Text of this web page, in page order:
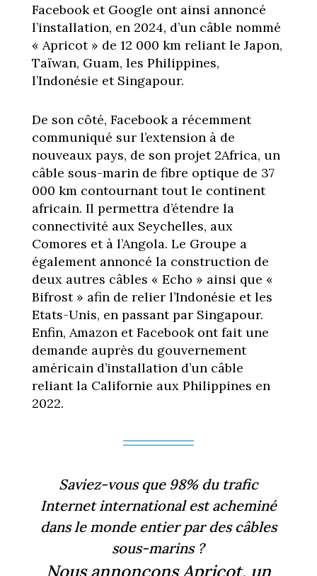
Facebook et Google ont ainsi annoncé
l’installation, en 2024, d’un câble nommé
« Apricot » de 12 000 km reliant le Japon,
Taïwan, Guam, les Philippines,
l’Indonésie et Singapour.
De son côté, Facebook a récemment
communiqué sur l’extension à de
nouveaux pays, de son projet 2Africa, un
câble sous-marin de fibre optique de 37
000 km contournant tout le continent
africain. Il permettra d’étendre la
connectivité aux Seychelles, aux
Comores et à l’Angola. Le Groupe a
également annoncé la construction de
deux autres câbles « Echo » ainsi que «
Bifrost » afin de relier l’Indonésie et les
Etats-Unis, en passant par Singapour.
Enfin, Amazon et Facebook ont fait une
demande auprès du gouvernement
américain d’installation d’un câble
reliant la Californie aux Philippines en
2022.
Saviez-vous que 98% du trafic
Internet international est acheminé
dans le monde entier par des câbles
sous-marins ?
Nous annonçons Apricot, un